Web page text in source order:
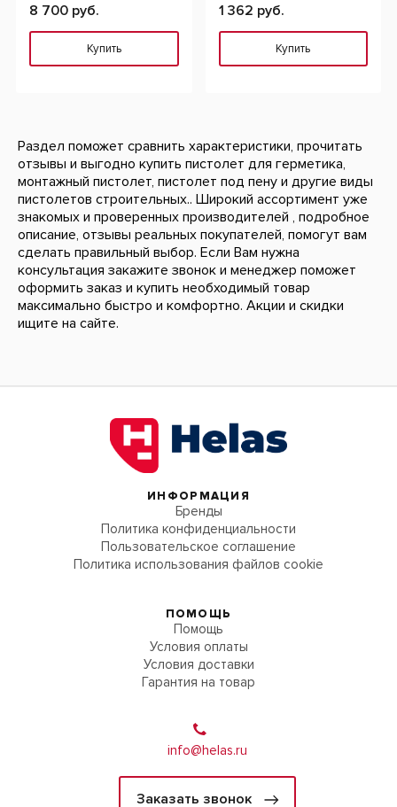
8 700 руб.
Купить
1 362 руб.
Купить
Раздел поможет сравнить характеристики, прочитать
отзывы и выгодно купить пистолет для герметика,
монтажный пистолет, пистолет под пену и другие виды
пистолетов строительных.. Широкий ассортимент уже
знакомых и проверенных производителей , подробное
описание, отзывы реальных покупателей, помогут вам
сделать правильный выбор. Если Вам нужна
консультация закажите звонок и менеджер поможет
оформить заказ и купить необходимый товар
максимально быстро и комфортно. Акции и скидки
ищите на сайте.
ИНФОРМАЦИЯ
Бренды
Политика конфиденциальности
Пользовательское соглашение
Политика использования файлов cookie
ПОМОЩЬ
Помощь
Условия оплаты
Условия доставки
Гарантия на товар
info@helas.ru
Заказать звонок